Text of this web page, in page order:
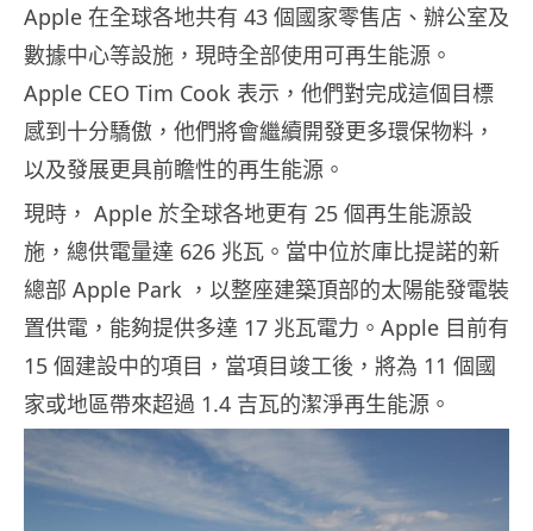
Apple 在全球各地共有 43 個國家零售店、辦公室及
數據中心等設施，現時全部使用可再生能源。
Apple CEO Tim Cook 表示，他們對完成這個目標
感到十分驕傲，他們將會繼續開發更多環保物料，
以及發展更具前瞻性的再生能源。
現時， Apple 於全球各地更有 25 個再生能源設
施，總供電量達 626 兆瓦。當中位於庫比提諾的新
總部 Apple Park ，以整座建築頂部的太陽能發電裝
置供電，能夠提供多達 17 兆瓦電力。Apple 目前有
15 個建設中的項目，當項目竣工後，將為 11 個國
家或地區帶來超過 1.4 吉瓦的潔淨再生能源。